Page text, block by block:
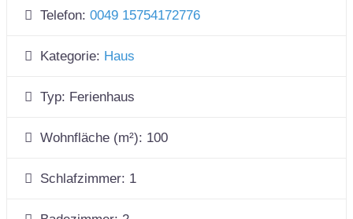
Telefon:0049 15754172776
Kategorie: Haus
Typ: Ferienhaus
Wohnfläche (m²): 100
Schlafzimmer: 1